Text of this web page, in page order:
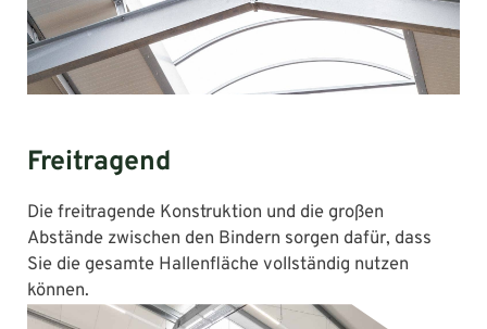
Freitragend
Die freitragende Konstruktion und die großen
Abstände zwischen den Bindern sorgen dafür, dass
Sie die gesamte Hallenfläche vollständig nutzen
können.